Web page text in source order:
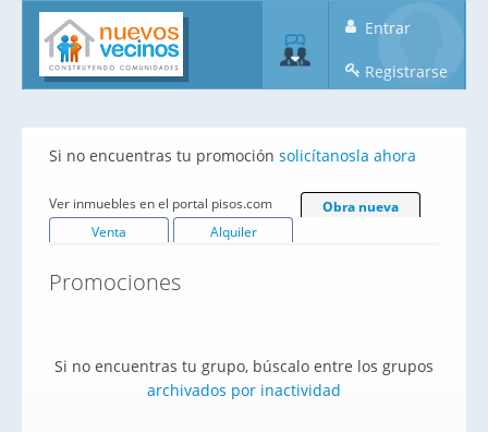
Entrar
Registrarse
Si no encuentras tu promoción solicítanosla ahora
Ver inmuebles en el portal pisos.com
Obra nueva
Venta
Alquiler
Promociones
Si no encuentras tu grupo, búscalo entre los grupos
archivados por inactividad